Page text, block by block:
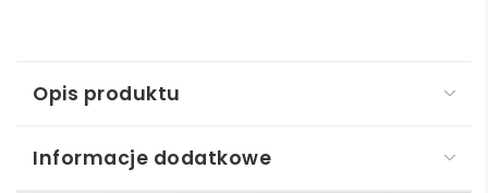
Opis produktu
Informacje dodatkowe